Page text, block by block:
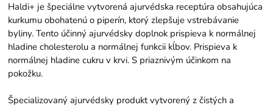
Haldi+ je špeciálne vytvorená ajurvédska receptúra ​​obsahujúca
kurkumu obohatenú o piperín, ktorý zlepšuje vstrebávanie
byliny. Tento účinný ajurvédsky doplnok prispieva k normálnej
hladine cholesterolu a normálnej funkcii kĺbov. Prispieva k
normálnej hladine cukru v krvi. S priaznivým účinkom na
pokožku.
Špecializovaný ajurvédsky produkt vytvorený z čistých a